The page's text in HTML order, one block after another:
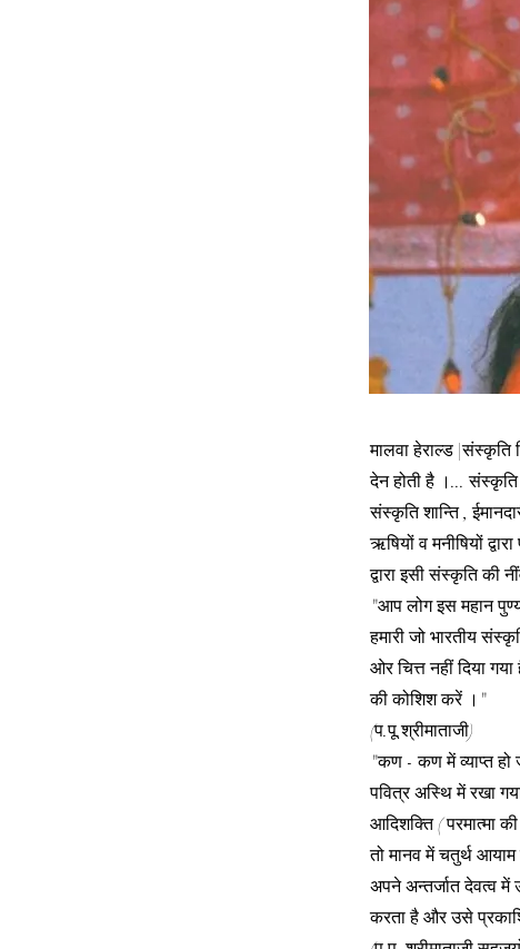
मालवा हेराल्ड
देन होती है ।... संस्कृति
संस्कृति शान्ति ,
ऋषियों व मनीषियों
द्वारा इसी संस्कृति की
"आप लोग इस महान
हमारी जो भारतीय
ओर चित्त नहीं दिया
की कोशिश करें ।"
(प.पू.श्रीमाताजी)
"कण - कण में व्याप्त हो
पवित्र अस्थि में रखा
आदिशक्ति ( परमात्मा
तो मानव में चतुर्थ
अपने अन्तर्जात देवत्व में
करता है और उसे